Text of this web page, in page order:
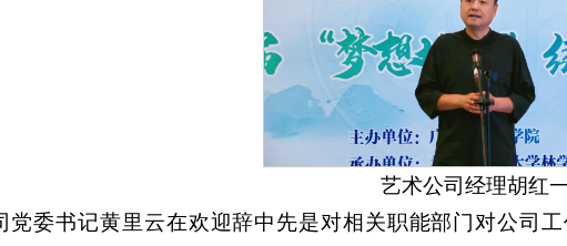
艺术公司经理胡红
党委书记黄里云在欢迎辞中先是对相关职能部门对公司